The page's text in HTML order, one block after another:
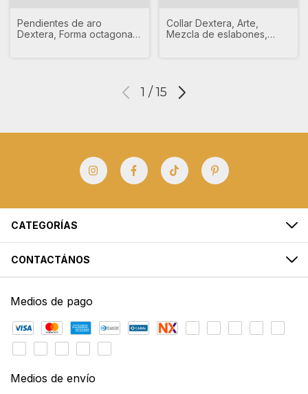
Pendientes de aro
Dextera, Forma octagonal,
Collar Dextera, Arte,
Mezcla de eslabones,
1 / 15
CATEGORÍAS
CONTACTÁNOS
Medios de pago
Medios de envío